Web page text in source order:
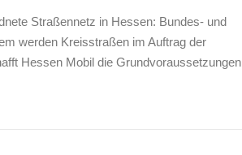
Straßennetz in Hessen: Bundes- und
werden Kreisstraßen im Auftrag der
Hessen Mobil die Grundvoraussetzungen